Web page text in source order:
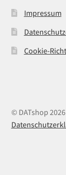
Impressum
Cookie-
© DATshop 2026